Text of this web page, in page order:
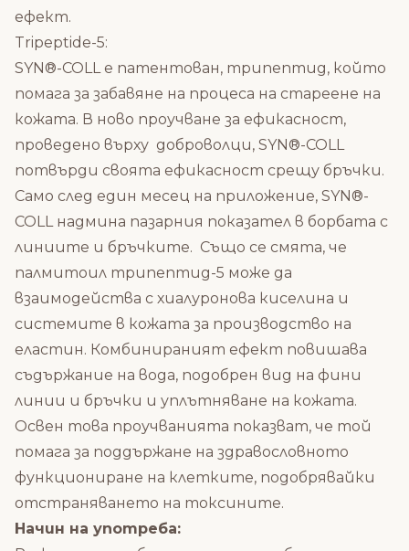
ефект.
Tripeptide-5:
SYN®-COLL е патентован, трипептид, който
помага за забавяне на процеса на стареене на
кожата. В ново проучване за ефикасност,
проведено върху доброволци, SYN®-COLL
потвърди своята ефикасност срещу бръчки.
Само след един месец на приложение, SYN®-
COLL надмина пазарния показател в борбата с
линиите и бръчките. Също се смята, че
палмитоил трипептид-5 може да
взаимодейства с хиалуронова киселина и
системите в кожата за производство на
еластин. Комбинираният ефект повишава
съдържание на вода, подобрен вид на фини
линии и бръчки и уплътняване на кожата.
Освен това проучванията показват, че той
помага за поддържане на здравословното
функциониране на клетките, подобрявайки
отстраняването на токсините.
Начин на употреба: